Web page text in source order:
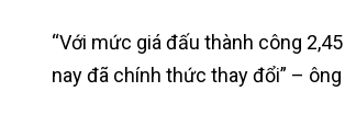
“Với mức giá đấu thành công
nay đã chính thức thay đổi” –